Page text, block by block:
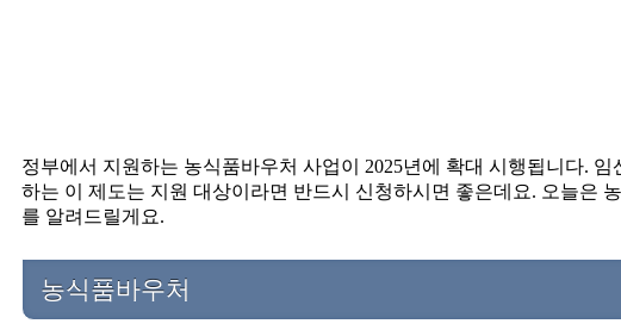
정부에서 지원하는 농식품바우처 사업이 2025년에 확대 시행됩니다.
하는 이 제도는 지원 대상이라면 반드시 신청하시면 좋은데요. 오늘은
를 알려드릴게요.
농식품바우처